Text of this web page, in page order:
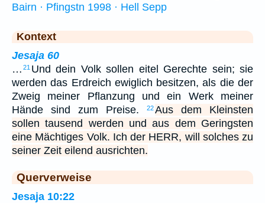
Bairn · Pfingstn 1998 · Hell Sepp
Kontext
Jesaja 60
… 21 Und dein Volk sollen eitel Gerechte sein; sie
werden das Erdreich ewiglich besitzen, als die der
Zweig meiner Pflanzung und ein Werk meiner
Hände sind zum Preise.
22Aus dem Kleinsten
sollen tausend werden und aus dem Geringsten
eine Mächtiges Volk. Ich der HERR, will solches zu
seiner Zeit eilend ausrichten.
Querverweise
Jesaja 10:22